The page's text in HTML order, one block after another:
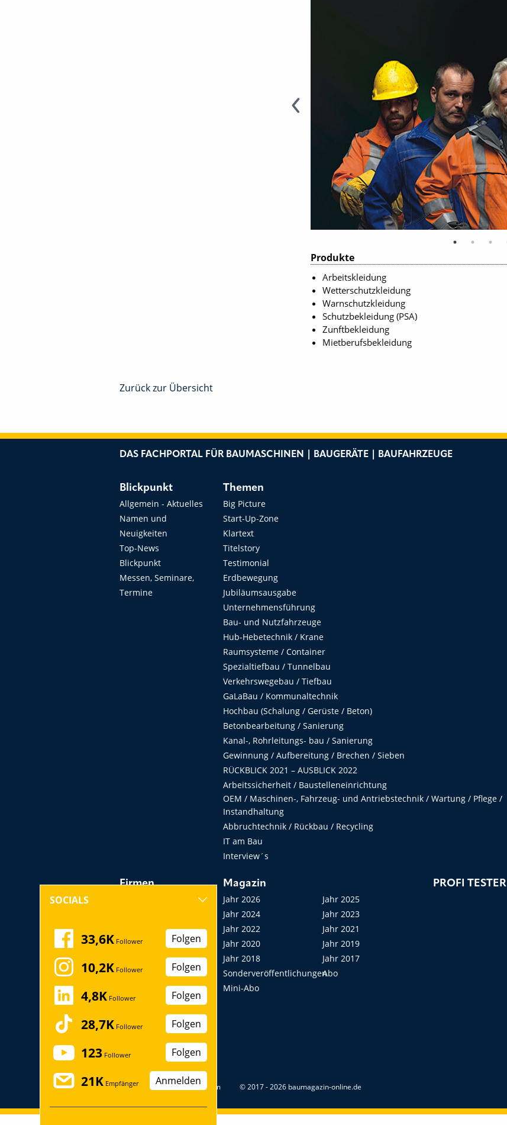
Produkte
Arbeitskleidung
Wetterschutzkleidung
Warnschutzkleidung
Schutzbekleidung (PSA)
Zunftbekleidung
Mietberufsbekleidung
Zurück zur Übersicht
DAS FACHPORTAL FÜR BAUMASCHINEN | BAUGERÄTE | BAUFAHRZEUGE
Blickpunkt
Allgemein - Aktuelles
Namen und
Neuigkeiten
Top-News
Blickpunkt
Messen, Seminare,
Termine
Themen
Big Picture
Start-Up-Zone
Klartext
Titelstory
Testimonial
Erdbewegung
Jubiläumsausgabe
Unternehmensführung
Bau- und Nutzfahrzeuge
Hub-Hebetechnik / Krane
Raumsysteme / Container
Spezialtiefbau / Tunnelbau
Verkehrswegebau / Tiefbau
GaLaBau / Kommunaltechnik
Hochbau (Schalung / Gerüste / Beton)
Betonbearbeitung / Sanierung
Kanal-, Rohrleitungs- bau / Sanierung
Gewinnung / Aufbereitung / Brechen / Sieben
RÜCKBLICK 2021 – AUSBLICK 2022
Arbeitssicherheit / Baustelleneinrichtung
OEM / Maschinen-, Fahrzeug- und Antriebstechnik / Wartung / Pflege /
Instandhaltung
Abbruchtechnik / Rückbau / Recycling
IT am Bau
Interview´s
Firmen
Messen, Seminare,
Kongresse
Startup
Magazin
Jahr 2026
Jahr 2025
Jahr 2024
Jahr 2023
Jahr 2022
Jahr 2021
Jahr 2020
Jahr 2019
Jahr 2018
Jahr 2017
SonderveröffentlichungenAbo
Mini-Abo
PROFI TESTER
Datenschutz Impressum © 2017 - 2026 baumagazin-online.de
SOCIALS
33,6K Follower Folgen
10,2K Follower Folgen
4,8K Follower Folgen
28,7K Follower Folgen
123 Follower Folgen
21K Empfänger Anmelden